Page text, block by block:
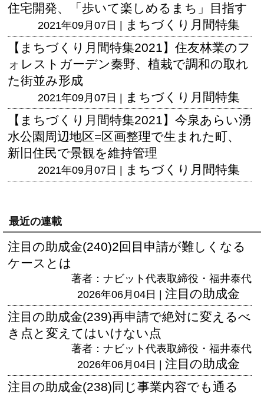
住宅開発、「歩いて楽しめるまち」目指す
2021年09月07日 | まちづくり月間特集
【まちづくり月間特集2021】住友林業のフ
ォレストガーデン秦野、植栽で調和の取れ
た街並み形成
2021年09月07日 | まちづくり月間特集
【まちづくり月間特集2021】今泉あらい湧
水公園周辺地区=区画整理で生まれた町、
新旧住民で景観を維持管理
2021年09月07日 | まちづくり月間特集
最近の連載
注目の助成金(240)2回目申請が難しくなる
ケースとは
著者：ナビット代表取締役・福井泰代
2026年06月04日 | 注目の助成金
注目の助成金(239)再申請で絶対に変えるべ
き点と変えてはいけない点
著者：ナビット代表取締役・福井泰代
2026年06月04日 | 注目の助成金
注目の助成金(238)同じ事業内容でも通る